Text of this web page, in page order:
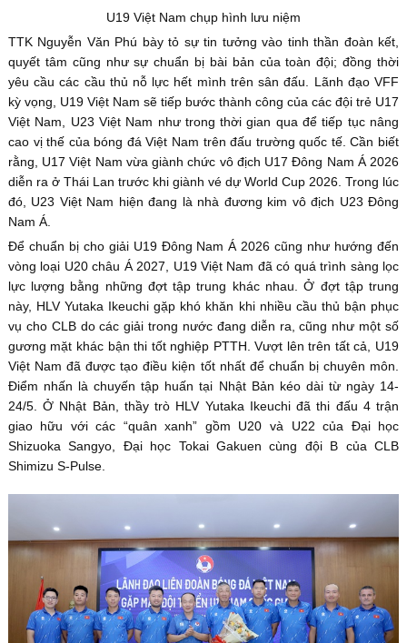
U19 Việt Nam chụp hình lưu niệm
TTK Nguyễn Văn Phú bày tỏ sự tin tưởng vào tinh thần đoàn kết,
quyết tâm cũng như sự chuẩn bị bài bản của toàn đội; đồng thời
yêu cầu các cầu thủ nỗ lực hết mình trên sân đấu. Lãnh đạo VFF
kỳ vọng, U19 Việt Nam sẽ tiếp bước thành công của các đội trẻ U17
Việt Nam, U23 Việt Nam như trong thời gian qua để tiếp tục nâng
cao vị thế của bóng đá Việt Nam trên đấu trường quốc tế. Cần biết
rằng, U17 Việt Nam vừa giành chức vô địch U17 Đông Nam Á 2026
diễn ra ở Thái Lan trước khi giành vé dự World Cup 2026. Trong lúc
đó, U23 Việt Nam hiện đang là nhà đương kim vô địch U23 Đông
Nam Á.
Để chuẩn bị cho giải U19 Đông Nam Á 2026 cũng như hướng đến
vòng loại U20 châu Á 2027, U19 Việt Nam đã có quá trình sàng lọc
lực lượng bằng những đợt tập trung khác nhau. Ở đợt tập trung
này, HLV Yutaka Ikeuchi gặp khó khăn khi nhiều cầu thủ bận phục
vụ cho CLB do các giải trong nước đang diễn ra, cũng như một số
gương mặt khác bận thi tốt nghiệp PTTH. Vượt lên trên tất cả, U19
Việt Nam đã được tạo điều kiện tốt nhất để chuẩn bị chuyên môn.
Điểm nhấn là chuyến tập huấn tại Nhật Bản kéo dài từ ngày 14-
24/5. Ở Nhật Bản, thầy trò HLV Yutaka Ikeuchi đã thi đấu 4 trận
giao hữu với các “quân xanh” gồm U20 và U22 của Đại học
Shizuoka Sangyo, Đại học Tokai Gakuen cùng đội B của CLB
Shimizu S-Pulse.